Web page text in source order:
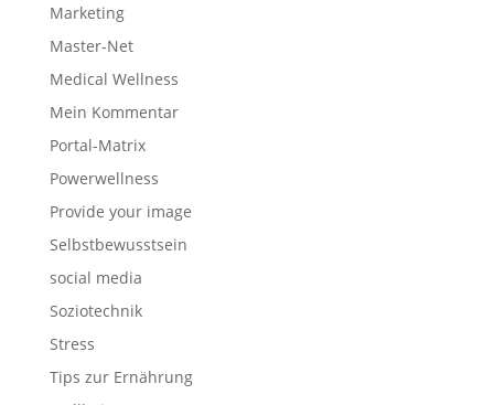
Marketing
Master-Net
Medical Wellness
Mein Kommentar
Portal-Matrix
Powerwellness
Provide your image
Selbstbewusstsein
social media
Soziotechnik
Stress
Tips zur Ernährung